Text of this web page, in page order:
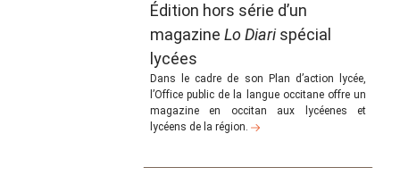
Édition hors série d’un
magazine Lo Diarispécial
lycées
Dans le cadre de son Plan d’action lycée,
l’Office public de la langue occitane offre un
magazine en occitan aux lycéenes et
lycéens de la région.